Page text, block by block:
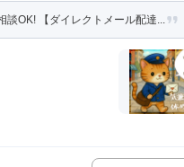
談OK! 【ダイレクトメール配達...